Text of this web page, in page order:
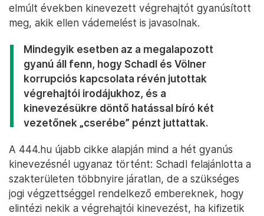
elmúlt években kinevezett végrehajtót gyanúsított
meg, akik ellen vádemelést is javasolnak.
Mindegyik esetben az a megalapozott
gyanú áll fenn, hogy Schadl és Völner
korrupciós kapcsolata révén jutottak
végrehajtói irodájukhoz, és a
kinevezésükre döntő hatással bíró két
vezetőnek „cserébe” pénzt juttattak.
A 444.hu újabb cikke alapján mind a hét gyanús
kinevezésnél ugyanaz történt: Schadl felajánlotta a
szakterületen többnyire járatlan, de a szükséges
jogi végzettséggel rendelkező embereknek, hogy
elintézi nekik a végrehajtói kinevezést, ha kifizetik